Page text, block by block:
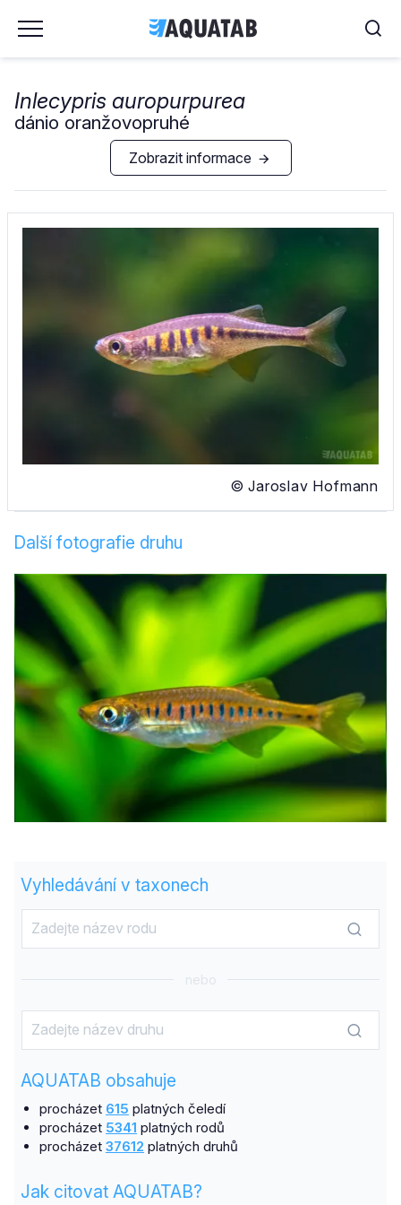
Inlecypris auropurpurea
dánio oranžovopruhé
Zobrazit informace
© Jaroslav Hofmann
Další fotografie druhu
Vyhledávání v taxonech
nebo
AQUATAB obsahuje
procházet 615 platných čeledí
procházet 5341 platných rodů
procházet 37612 platných druhů
Jak citovat AQUATAB?